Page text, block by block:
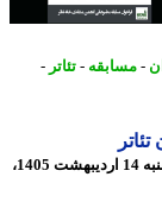
مسابقه-تئاتر -
96 روز پیش - دوشنبه 14 اردیبهشت 1405،